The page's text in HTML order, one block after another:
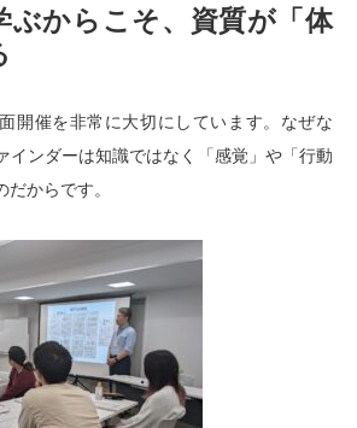
ぶからこそ、資質が「体
開催を非常に大切にしています。なぜな
インダーは知識ではなく「感覚」や「行動
からです。